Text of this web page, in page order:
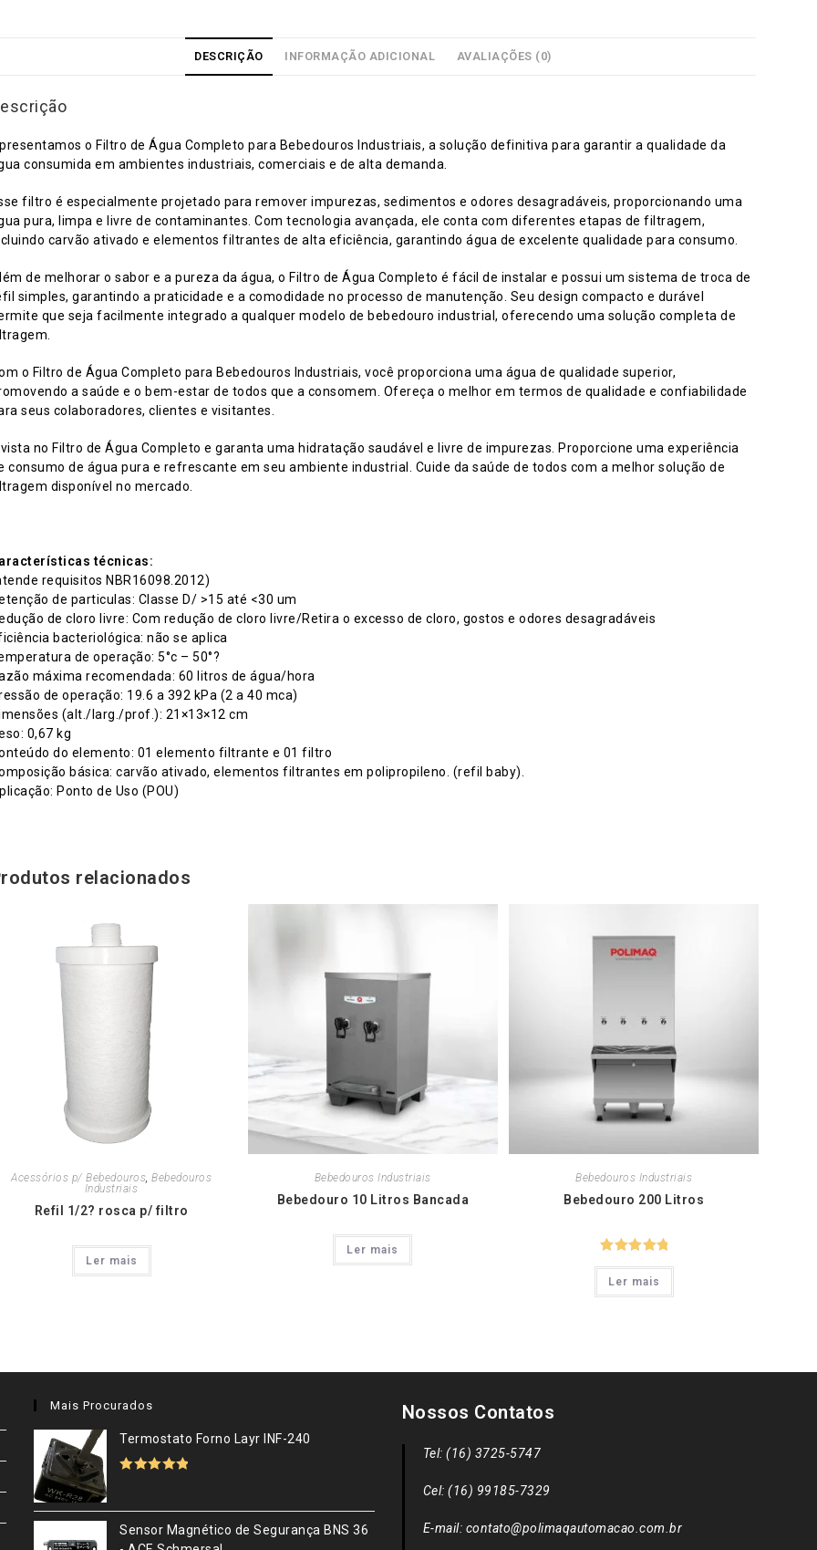
DESCRIÇÃO INFORMAÇÃO ADICIONAL AVALIAÇÕES (0)
o Filtro de Água Completo para Bebedouros Industriais, a solução definitiva para garantir a qualidade da
consumida em ambientes industriais, comerciais e de alta demanda.
filtro é especialmente projetado para remover impurezas, sedimentos e odores desagradáveis, proporcionando uma
pura, limpa e livre de contaminantes. Com tecnologia avançada, ele conta com diferentes etapas de filtragem,
carvão ativado e elementos filtrantes de alta eficiência, garantindo água de excelente qualidade para consumo.
de melhorar o sabor e a pureza da água, o Filtro de Água Completo é fácil de instalar e possui um sistema de troca de
simples, garantindo a praticidade e a comodidade no processo de manutenção. Seu design compacto e durável
que seja facilmente integrado a qualquer modelo de bebedouro industrial, oferecendo uma solução completa de
o Filtro de Água Completo para Bebedouros Industriais, você proporciona uma água de qualidade superior,
a saúde e o bem-estar de todos que a consomem. Ofereça o melhor em termos de qualidade e confiabilidade
seus colaboradores, clientes e visitantes.
no Filtro de Água Completo e garanta uma hidratação saudável e livre de impurezas. Proporcione uma experiência
consumo de água pura e refrescante em seu ambiente industrial. Cuide da saúde de todos com a melhor solução de
disponível no mercado.
técnicas:
requisitos NBR16098.2012)
de particulas: Classe D/ >15 até <30 um
de cloro livre: Com redução de cloro livre/Retira o excesso de cloro, gostos e odores desagradáveis
bacteriológica: não se aplica
de operação: 5°c – 50°?
máxima recomendada: 60 litros de água/hora
de operação: 19.6 a 392 kPa (2 a 40 mca)
(alt./larg./prof.): 21×13×12 cm
0,67 kg
do elemento: 01 elemento filtrante e 01 filtro
básica: carvão ativado, elementos filtrantes em polipropileno. (refil baby).
Ponto de Uso (POU)
relacionados
Acessórios p/ Bebedouros,Bebedouros
Industriais
Refil 1/2? rosca p/ filtro
Ler mais
Bebedouros Industriais
Bebedouro 10 Litros Bancada
Ler mais
Bebedouros Industriais
Bebedouro 200 Litros
Avaliação
5.00 de 5
Ler mais
Mais Procurados
Termostato Forno Layr INF-240
Sensor Magnético de Segurança BNS 36
Nossos Contatos
Tel: (16) 3725-5747
Cel: (16) 99185-7329
E-mail: contato@polimaqautomacao.com.br